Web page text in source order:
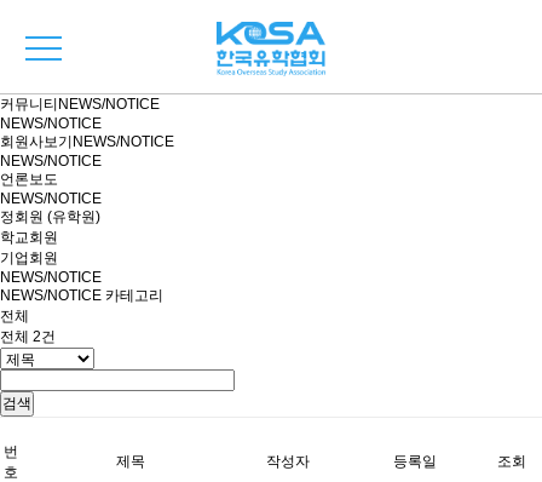
커뮤니티 NEWS/NOTICE
NEWS/NOTICE
회원사보기 NEWS/NOTICE
NEWS/NOTICE
언론보도
NEWS/NOTICE
정회원 (유학원)
학교회원
기업회원
NEWS/NOTICE
NEWS/NOTICE 카테고리
전체
전체 2건
검색
번
호
제목 작성자 등록일 조회